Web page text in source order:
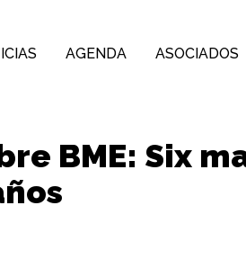
AGENDA ASOCIADOS
BME: Six